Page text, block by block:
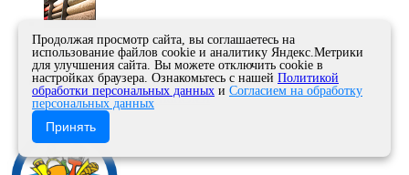
Несколько советов по выбору ковролина
Способы укладки панелей
Продолжая просмотр сайта, вы соглашаетесь на
использование файлов cookie и аналитику Яндекс.Метрики
для улучшения сайта. Вы можете отключить cookie в
настройках браузера. Ознакомьтесь с нашей Политикой
обработки персональных данных и Согласием на обработку
персональных данных
Принять